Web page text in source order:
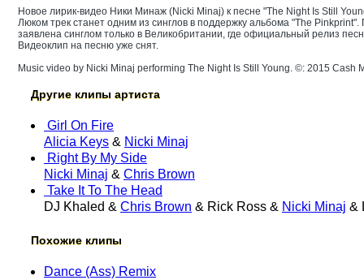
Новое лирик-видео Ники Минаж (Nicki Minaj) к песне "The Night Is Still
Люком трек станет одним из синглов в поддержку альбома "The Pinkprint".
заявлена синглом только в Великобритании, где официальный релиз
Видеоклип на песню уже снят.
Music video by Nicki Minaj performing The Night Is Still Young. ©: 2015 Cash
Другие клипы артиста
Girl On Fire
Alicia Keys & Nicki Minaj
Right By My Side
Nicki Minaj & Chris Brown
Take It To The Head
DJ Khaled & Chris Brown & Rick Ross & Nicki Minaj &
Похожие клипы
Dance (Ass) Remix